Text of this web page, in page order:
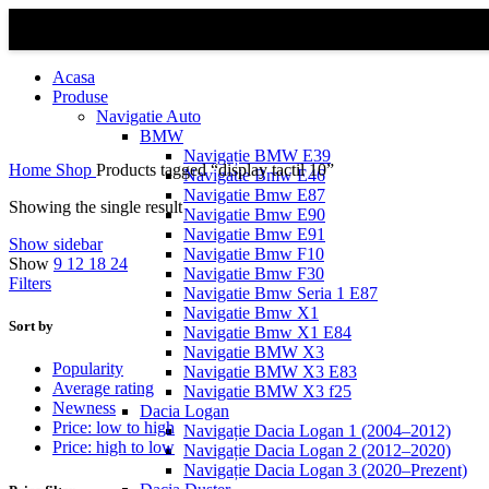
Acasa
Produse
Navigatie Auto
BMW
Navigație BMW E39
Navigatie Bmw E46
Navigatie Bmw E87
Navigatie Bmw E90
Navigatie Bmw E91
Navigatie Bmw F10
Navigatie Bmw F30
Navigatie Bmw Seria 1 E87
Navigatie Bmw X1
Navigatie Bmw X1 E84
Navigatie BMW X3
Navigatie BMW X3 E83
Navigatie BMW X3 f25
Dacia Logan
Navigație Dacia Logan 1 (2004–2012)
Navigație Dacia Logan 2 (2012–2020)
Navigație Dacia Logan 3 (2020–Prezent)
Home Shop Products tagged “display tactil 10”
Showing the single result
Show sidebar
Show 9 12 18 24
Filters
Sort by
Popularity
Average rating
Newness
Price: low to high
Price: high to low